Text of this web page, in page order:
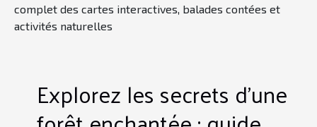
complet des cartes interactives, balades contées et
activités naturelles
Explorez les secrets d'une